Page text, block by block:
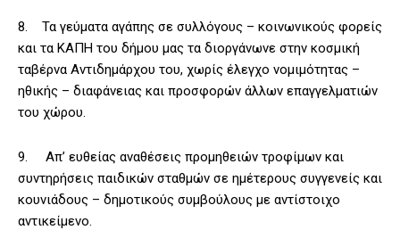
8. Τα γεύματα αγάπης σε συλλόγους – κοινωνικούς φορείς
και τα ΚΑΠΗ του δήμου μας τα διοργάνωνε στην κοσμική
ταβέρνα Αντιδημάρχου του, χωρίς έλεγχο νομιμότητας –
ηθικής – διαφάνειας και προσφορών άλλων επαγγελματιών
του χώρου.
9. Απ’ ευθείας αναθέσεις προμηθειών τροφίμων και
συντηρήσεις παιδικών σταθμών σε ημέτερους συγγενείς και
κουνιάδους – δημοτικούς συμβούλους με αντίστοιχο
αντικείμενο.